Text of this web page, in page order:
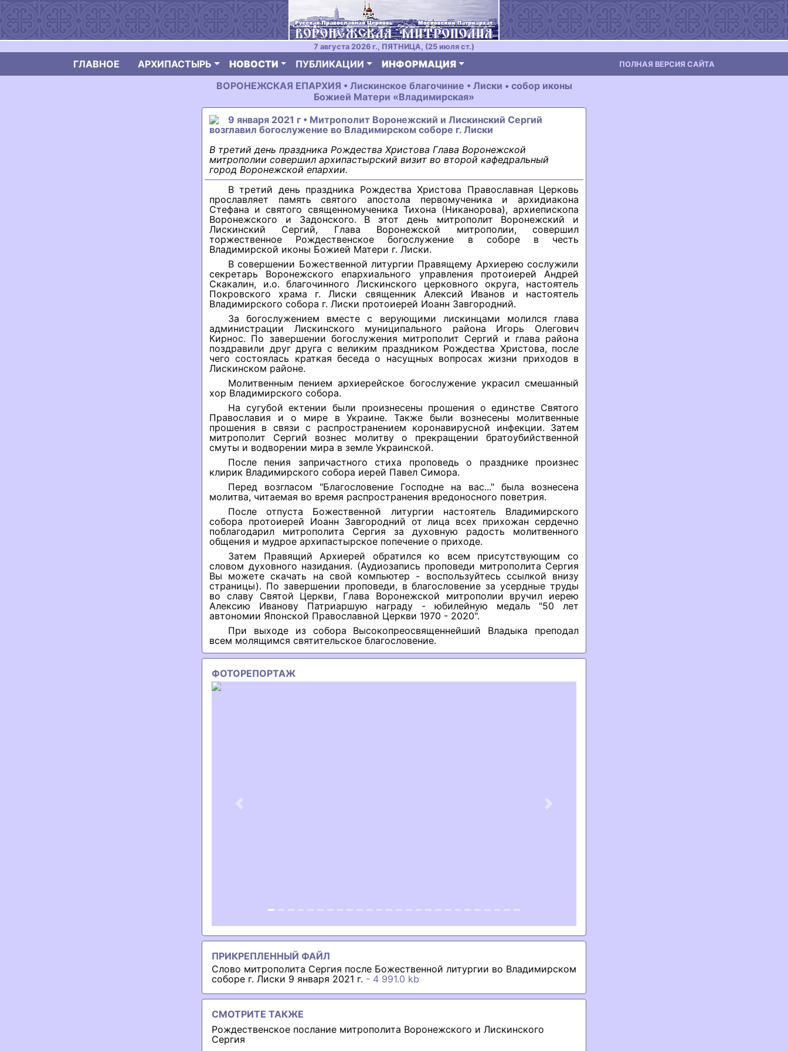
7 августа 2026 г., ПЯТНИЦА, (25 июля ст.)
ГЛАВНОЕ АРХИПАСТЫРЬ НОВОСТИ ПУБЛИКАЦИИ ИНФОРМАЦИЯ ПОЛНАЯ ВЕРСИЯ САЙТА
ВОРОНЕЖСКАЯ ЕПАРХИЯ • Лискинское благочиние • Лиски • собор иконы
Божией Матери «Владимирская»
9 января 2021 г • Митрополит Воронежский и Лискинский Сергий
возглавил богослужение во Владимирском соборе г. Лиски
В третий день праздника Рождества Христова Глава Воронежской
митрополии совершил архипастырский визит во второй кафедральный
город Воронежской епархии.
В третий день праздника Рождества Христова Православная Церковь
прославляет память святого апостола первомученика и архидиакона
Стефана и святого священномученика Тихона (Никанорова), архиепископа
Воронежского и Задонского. В этот день митрополит Воронежский и
Лискинский Сергий, Глава Воронежской митрополии, совершил
торжественное Рождественское богослужение в соборе в честь
Владимирской иконы Божией Матери г. Лиски.
В совершении Божественной литургии Правящему Архиерею сослужили
секретарь Воронежского епархиального управления протоиерей Андрей
Скакалин, и.о. благочинного Лискинского церковного округа, настоятель
Покровского храма г. Лиски священник Алексий Иванов и настоятель
Владимирского собора г. Лиски протоиерей Иоанн Завгородний.
За богослужением вместе с верующими лискинцами молился глава
администрации Лискинского муниципального района Игорь Олегович
Кирнос. По завершении богослужения митрополит Сергий и глава района
поздравили друг друга с великим праздником Рождества Христова, после
чего состоялась краткая беседа о насущных вопросах жизни приходов в
Лискинском районе.
Молитвенным пением архиерейское богослужение украсил смешанный
хор Владимирского собора.
На сугубой ектении были произнесены прошения о единстве Святого
Православия и о мире в Украине. Также были вознесены молитвенные
прошения в связи с распространением коронавирусной инфекции. Затем
митрополит Сергий вознес молитву о прекращении братоубийственной
смуты и водворении мира в земле Украинской.
После пения запричастного стиха проповедь о празднике произнес
клирик Владимирского собора иерей Павел Симора.
Перед возгласом "Благословение Господне на вас..." была вознесена
молитва, читаемая во время распространения вредоносного поветрия.
После отпуста Божественной литургии настоятель Владимирского
собора протоиерей Иоанн Завгородний от лица всех прихожан сердечно
поблагодарил митрополита Сергия за духовную радость молитвенного
общения и мудрое архипастырское попечение о приходе.
Затем Правящий Архиерей обратился ко всем присутствующим со
словом духовного назидания. (Аудиозапись проповеди митрополита Сергия
Вы можете скачать на свой компьютер - воспользуйтесь ссылкой внизу
страницы). По завершении проповеди, в благословение за усердные труды
во славу Святой Церкви, Глава Воронежской митрополии вручил иерею
Алексию Иванову Патриаршую награду - юбилейную медаль "50 лет
автономии Японской Православной Церкви 1970 - 2020".
При выходе из собора Высокопреосвященнейший Владыка преподал
всем молящимся святительское благословение.
ФОТОРЕПОРТАЖ
Previous Next
ПРИКРЕПЛЕННЫЙ ФАЙЛ
Слово митрополита Сергия после Божественной литургии во Владимирском
соборе г. Лиски 9 января 2021 г. - 4 991.0 kb
СМОТРИТЕ ТАКЖЕ
Рождественское послание митрополита Воронежского и Лискинского
Сергия